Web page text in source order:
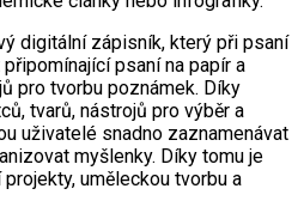
digitální zápisník, který při psaní
psaní na papír a
pro tvorbu poznámek. Díky
tvarů, nástrojů pro výběr a
uživatelé snadno zaznamenávat
myšlenky. Díky tomu je
uměleckou tvorbu a